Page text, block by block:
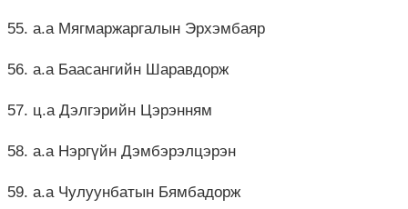
55. а.а Мягмаржаргалын Эрхэмбаяр
56. а.а Баасангийн Шаравдорж
57. ц.а Дэлгэрийн Цэрэнням
58. а.а Нэргүйн Дэмбэрэлцэрэн
59. а.а Чулуунбатын Бямбадорж